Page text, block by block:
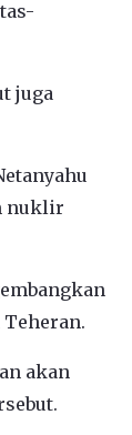
juga
nuklir
akan